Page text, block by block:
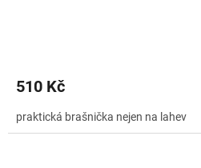
510 Kč
praktická brašnička nejen na lahev